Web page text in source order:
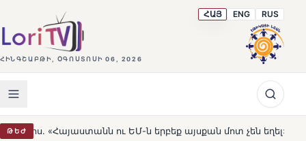
ՀԻՆԳՇԱԲԹԻ, ՕԳՈՍՏՈՍԻ 06, 2026
ՀԱՅ ENG RUS
ԹԵԺ ու ԵՄ-ն երբեք այսքան մոտ չեն եղել» HOT